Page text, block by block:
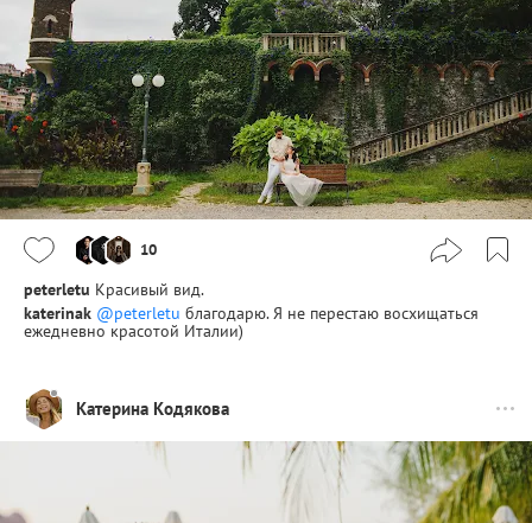
10
peterletu Красивый вид.
katerinak @peterletu благодарю. Я не перестаю восхищаться
ежедневно красотой Италии)
Катерина Кодякова